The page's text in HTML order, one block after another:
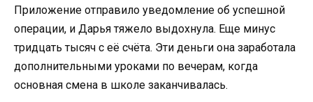
Приложение отправило уведомление об успешной
операции, и Дарья тяжело выдохнула. Еще минус
тридцать тысяч с её счёта. Эти деньги она заработала
дополнительными уроками по вечерам, когда
основная смена в школе заканчивалась.